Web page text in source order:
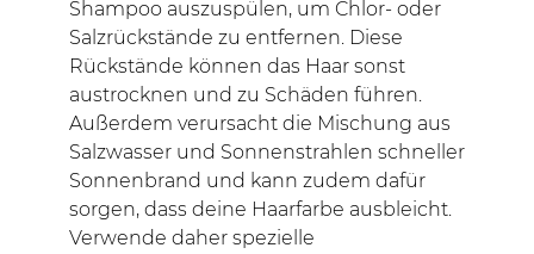
Shampoo auszuspülen, um Chlor- oder
Salzrückstände zu entfernen. Diese
Rückstände können das Haar sonst
austrocknen und zu Schäden führen.
Außerdem verursacht die Mischung aus
Salzwasser und Sonnenstrahlen schneller
Sonnenbrand und kann zudem dafür
sorgen, dass deine Haarfarbe ausbleicht.
Verwende daher spezielle